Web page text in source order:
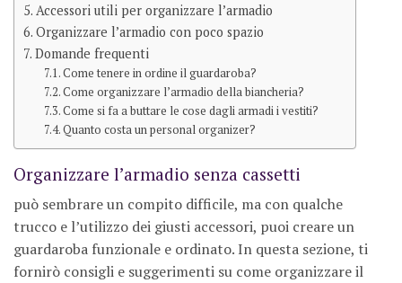
Accessori utili per organizzare l’armadio
Organizzare l’armadio con poco spazio
Domande frequenti
Come tenere in ordine il guardaroba?
Come organizzare l’armadio della biancheria?
Come si fa a buttare le cose dagli armadi i vestiti?
Quanto costa un personal organizer?
Organizzare l’armadio senza cassetti
può sembrare un compito difficile, ma con qualche
trucco e l’utilizzo dei giusti accessori, puoi creare un
guardaroba funzionale e ordinato. In questa sezione, ti
fornirò consigli e suggerimenti su come organizzare il